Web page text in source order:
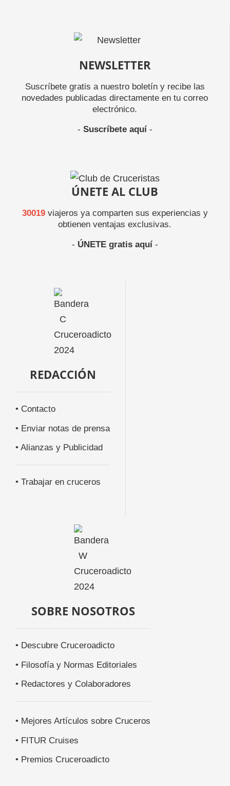
NEWSLETTER
Suscríbete gratis a nuestro boletín y recibe las
novedades publicadas directamente en tu correo
electrónico.
- Suscríbete aquí-
ÚNETE AL CLUB
30019viajeros ya comparten sus experiencias y
obtienen ventajas exclusivas.
- ÚNETE gratis aquí-
REDACCIÓN
• Contacto
• Enviar notas de prensa
• Alianzas y Publicidad
• Trabajar en cruceros
SOBRE NOSOTROS
• Descubre Cruceroadicto
• Filosofía y Normas Editoriales
• Redactores y Colaboradores
• Mejores Artículos sobre Cruceros
• FITUR Cruises
• Premios Cruceroadicto